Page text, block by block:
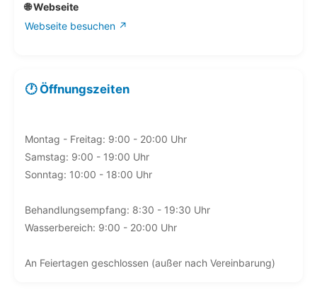
🌐 Webseite
Webseite besuchen ↗
🕐 Öffnungszeiten
Montag - Freitag: 9:00 - 20:00 Uhr
Samstag: 9:00 - 19:00 Uhr
Sonntag: 10:00 - 18:00 Uhr
Behandlungsempfang: 8:30 - 19:30 Uhr
Wasserbereich: 9:00 - 20:00 Uhr
An Feiertagen geschlossen (außer nach Vereinbarung)